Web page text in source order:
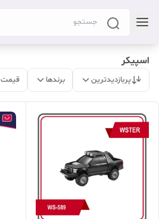
اسپیکر
پربازدیدترین برندها قیمت